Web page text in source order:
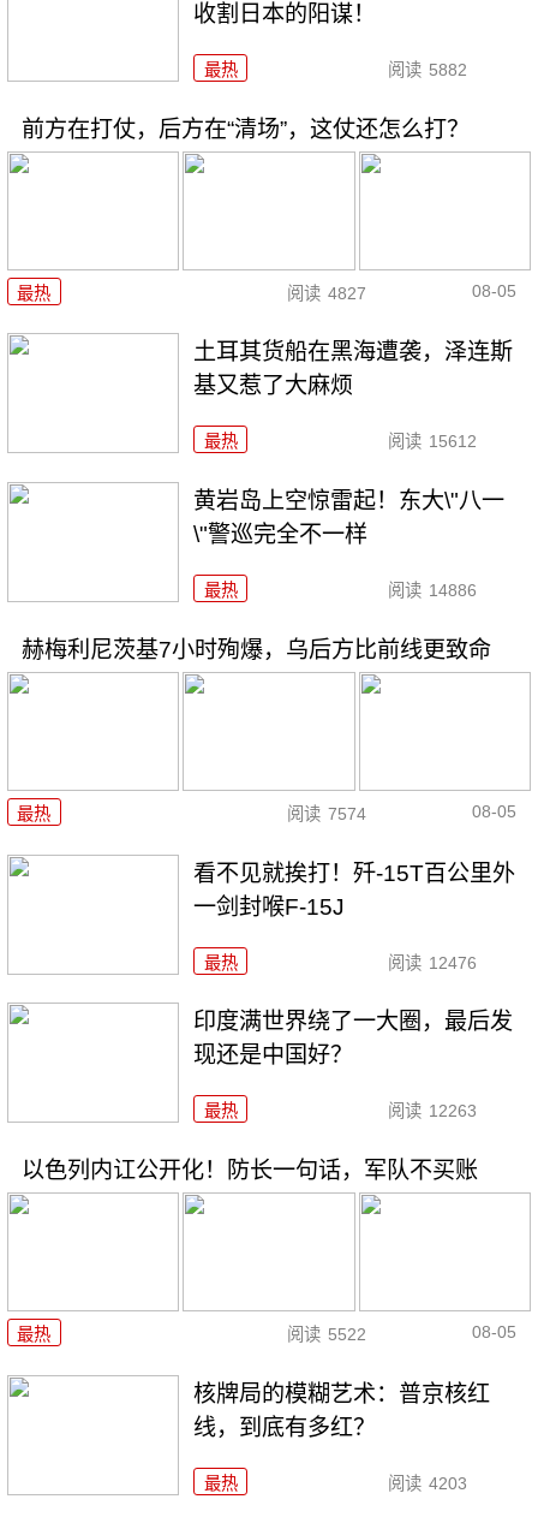
收割日本的阳谋！
最热 阅读 5882
前方在打仗，后方在“清场”，这仗还怎么打？
最热 阅读 4827 08-05
土耳其货船在黑海遭袭，泽连斯
基又惹了大麻烦
最热 阅读 15612
黄岩岛上空惊雷起！东大\"八一
\"警巡完全不一样
最热 阅读 14886
赫梅利尼茨基7小时殉爆，乌后方比前线更致命
最热 阅读 7574 08-05
看不见就挨打！歼-15T百公里外
一剑封喉F-15J
最热 阅读 12476
印度满世界绕了一大圈，最后发
现还是中国好？
最热 阅读 12263
以色列内讧公开化！防长一句话，军队不买账
最热 阅读 5522 08-05
核牌局的模糊艺术：普京核红
线，到底有多红？
最热 阅读 4203